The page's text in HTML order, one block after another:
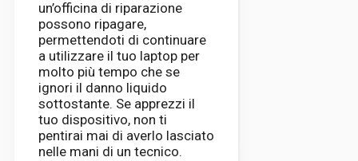
un’officina di riparazione
possono ripagare,
permettendoti di continuare
a utilizzare il tuo laptop per
molto più tempo che se
ignori il danno liquido
sottostante. Se apprezzi il
tuo dispositivo, non ti
pentirai mai di averlo lasciato
nelle mani di un tecnico.